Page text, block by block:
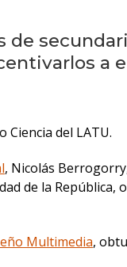
de
a
Ciencia del LATU.
, Nicolás
de la
Multimedia,